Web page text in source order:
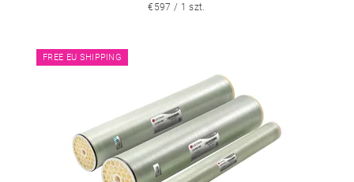
€597 / 1 szt.
FREE EU SHIPPING